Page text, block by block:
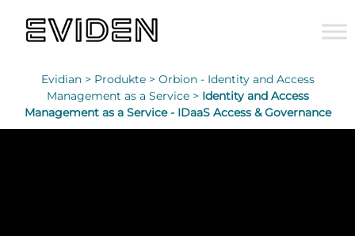
Evidian > Produkte > Orbion - Identity and Access
Management as a Service > Identity and Access
Management as a Service - IDaaS Access & Governance